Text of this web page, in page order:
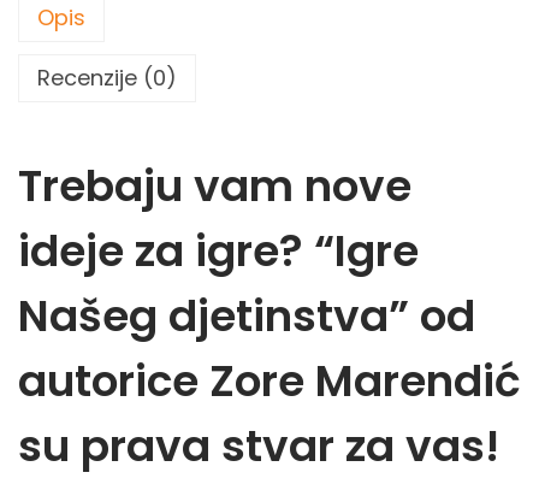
Opis
Recenzije (0)
Trebaju vam nove
ideje za igre? “Igre
Našeg djetinstva” od
autorice Zore Marendić
su prava stvar za vas!